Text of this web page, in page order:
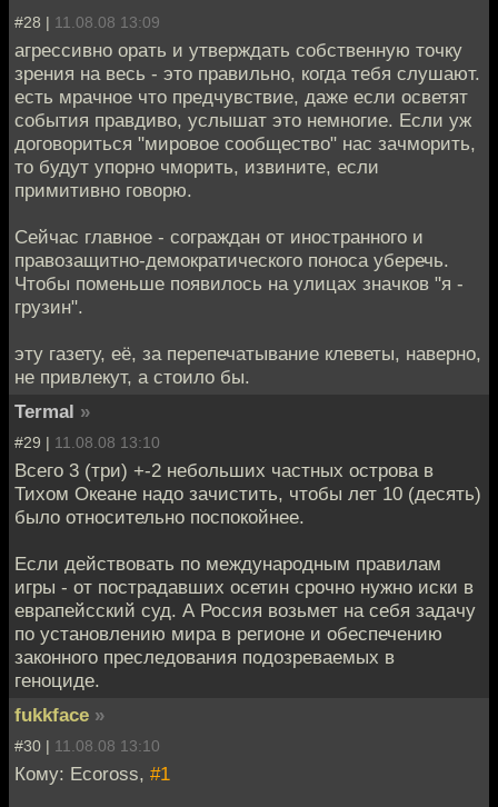
#28 | 11.08.08 13:09
агрессивно орать и утверждать собственную точку
зрения на весь - это правильно, когда тебя слушают.
есть мрачное что предчувствие, даже если осветят
события правдиво, услышат это немногие. Если уж
договориться "мировое сообщество" нас зачморить,
то будут упорно чморить, извините, если
примитивно говорю.
Сейчас главное - сограждан от иностранного и
правозащитно-демократического поноса уберечь.
Чтобы поменьше появилось на улицах значков "я -
грузин".
эту газету, её, за перепечатывание клеветы, наверно,
не привлекут, а стоило бы.
Termal »
#29 | 11.08.08 13:10
Всего 3 (три) +-2 небольших частных острова в
Тихом Океане надо зачистить, чтобы лет 10 (десять)
было относительно поспокойнее.
Если действовать по международным правилам
игры - от пострадавших осетин срочно нужно иски в
еврапейсский суд. А Россия возьмет на себя задачу
по установлению мира в регионе и обеспечению
законного преследования подозреваемых в
геноциде.
fukkface »
#30 | 11.08.08 13:10
Кому: Ecoross, #1